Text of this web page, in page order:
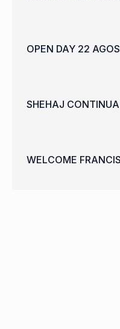
OPEN DAY 22
SHEHAJ
WELCOME